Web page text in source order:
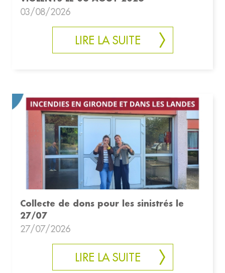
03/08/2026
LIRE LA SUITE
Collecte de dons pour les sinistrés le
27/07
27/07/2026
LIRE LA SUITE